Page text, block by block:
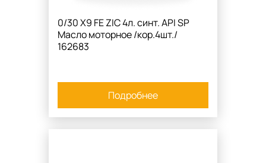
0/30 X9 FE ZIC 4л. синт. API SP
Масло моторное /кор.4шт./
162683
Подробнее